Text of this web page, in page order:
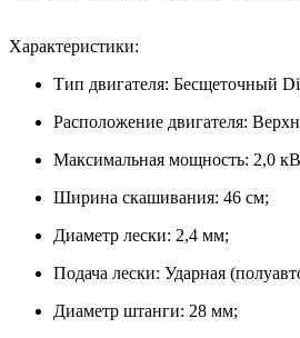
Характеристики:
Тип двигателя: Бесщеточный
Расположение двигателя:
Максимальная мощность: 2,0
Ширина скашивания: 46 см;
Диаметр лески: 2,4 мм;
Подача лески: Ударная
Диаметр штанги: 28 мм;